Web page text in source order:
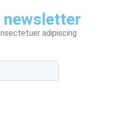
adipiscing